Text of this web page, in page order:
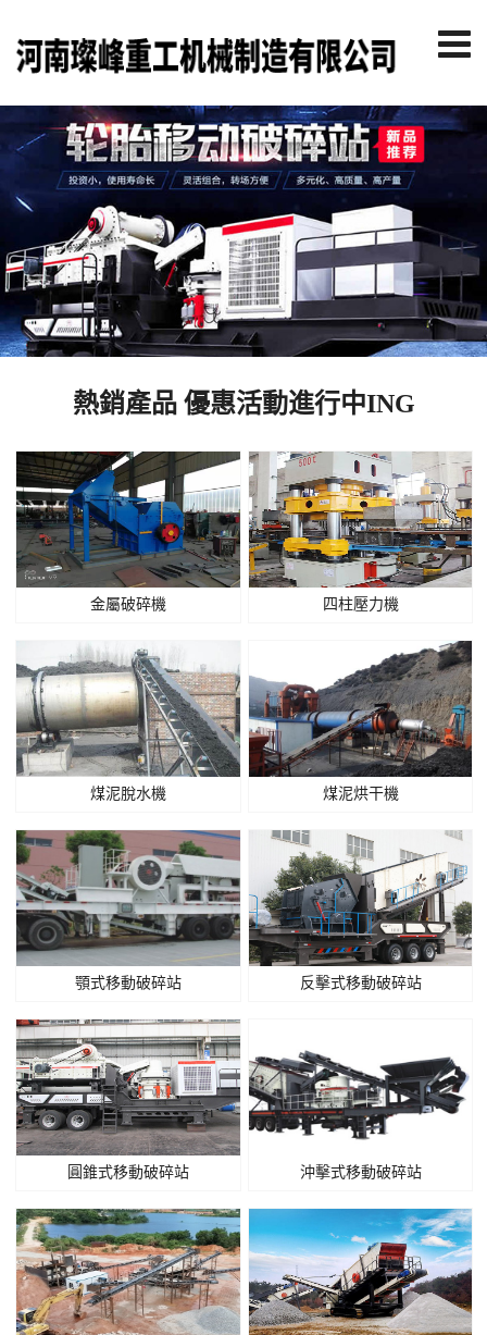
熱銷產品 優惠活動進行中ING
金屬破碎機 四柱壓力機
煤泥脫水機 煤泥烘干機
顎式移動破碎站 反擊式移動破碎站
圓錐式移動破碎站 沖擊式移動破碎站